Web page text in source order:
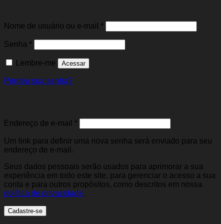
Nome de usuário ou e-mail *Obrigatório
Senha *Obrigatório
Lembre-me Acessar
Perdeu sua senha?
Endereço de e-mail *Obrigatório
Um link para definir uma nova senha será enviado para seu
endereço de e-mail.
Seus dados pessoais serão usados para aprimorar a sua
experiência em todo este site, para gerenciar o acesso a sua
conta e para outros propósitos, como descritos em nossa
política de privacidade.
Cadastre-se